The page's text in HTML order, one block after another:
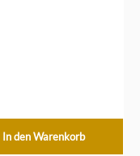
In den Warenkorb